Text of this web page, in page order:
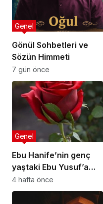
Gönül Sohbetleri ve
Sözün Himmeti
Genel
7 gün önce
Ebu Hanife’nin genç
yaştaki Ebu Yusuf’a
nasihatlerinden
bazıları:
Genel
4 hafta önce